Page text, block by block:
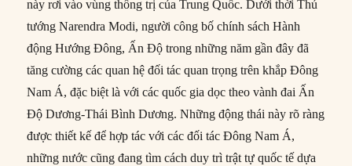
này rơi vào vùng thống trị của Trung Quốc. Dưới thời Thủ
tướng Narendra Modi, người công bố chính sách Hành
động Hướng Đông, Ấn Độ trong những năm gần đây đã
tăng cường các quan hệ đối tác quan trọng trên khắp Đông
Nam Á, đặc biệt là với các quốc gia dọc theo vành đai Ấn
Độ Dương-Thái Bình Dương. Những động thái này rõ ràng
được thiết kế để hợp tác với các đối tác Đông Nam Á,
những nước cũng đang tìm cách duy trì trật tự quốc tế dựa